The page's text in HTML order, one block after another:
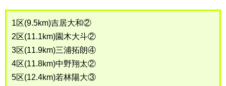
1区(9.5km)吉居大和②
2区(11.1km)園木大斗②
3区(11.9km)三浦拓朗④
4区(11.8km)中野翔太②
5区(12.4km)若林陽大③